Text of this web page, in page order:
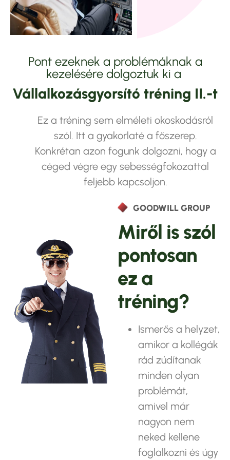
Pont ezeknek a problémáknak a
kezelésére dolgoztuk ki a
Vállalkozásgyorsító tréning II.-t
Ez a tréning sem elméleti okoskodásról
szól. Itt a gyakorlaté a főszerep.
Konkrétan azon fogunk dolgozni, hogy a
céged végre egy sebességfokozattal
feljebb kapcsoljon.
GOODWILL GROUP
Miről isszól
pontosan
eza
tréning?
Ismerős a helyzet,
amikor a kollégák
rád zúdítanak
minden olyan
problémát,
amivel már
nagyon nem
neked kellene
foglalkozni és úgy